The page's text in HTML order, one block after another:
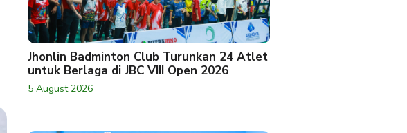
Jhonlin Badminton Club Turunkan 24 Atlet
untuk Berlaga di JBC VIII Open 2026
5 August 2026